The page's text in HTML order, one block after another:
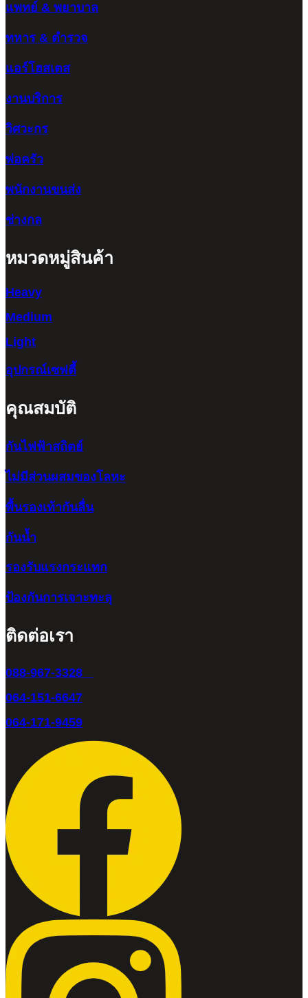
แพทย์ & พยาบาล
ทหาร & ตำรวจ
แอร์โฮสเตส
งานบริการ
วิศวะกร
พ่อครัว
พนักงานขนส่ง
ช่างกล
หมวดหมู่สินค้า
Heavy
Medium
Light
อุปกรณ์เซฟตี้
คุณสมบัติ
กันไฟฟ้าสถิตย์
ไม่มีส่วนผสมของโลหะ
พื้นรองเท้ากันลื่น
กันน้ำ
รองรับแรงกระแทก
ป้องกันการเจาะทะลุ
ติดต่อเรา
088-967-3328
064-151-6647
064-171-9459